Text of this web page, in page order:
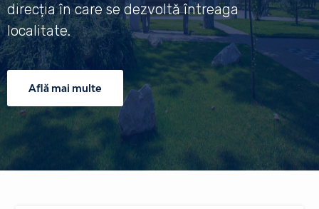
direcția în care se dezvoltă întreaga
localitate.
Află mai multe